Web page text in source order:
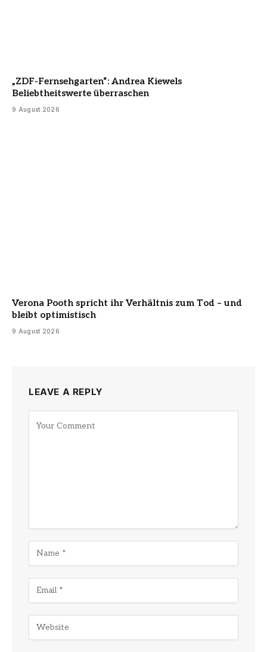
„ZDF-Fernsehgarten“: Andrea Kiewels
Beliebtheitswerte überraschen
9 August 2026
Verona Pooth spricht ihr Verhältnis zum Tod – und
bleibt optimistisch
9 August 2026
LEAVE A REPLY